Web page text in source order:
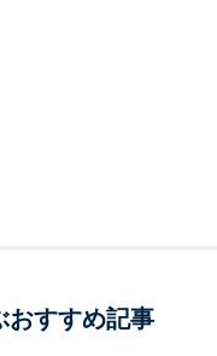
おすすめ記事